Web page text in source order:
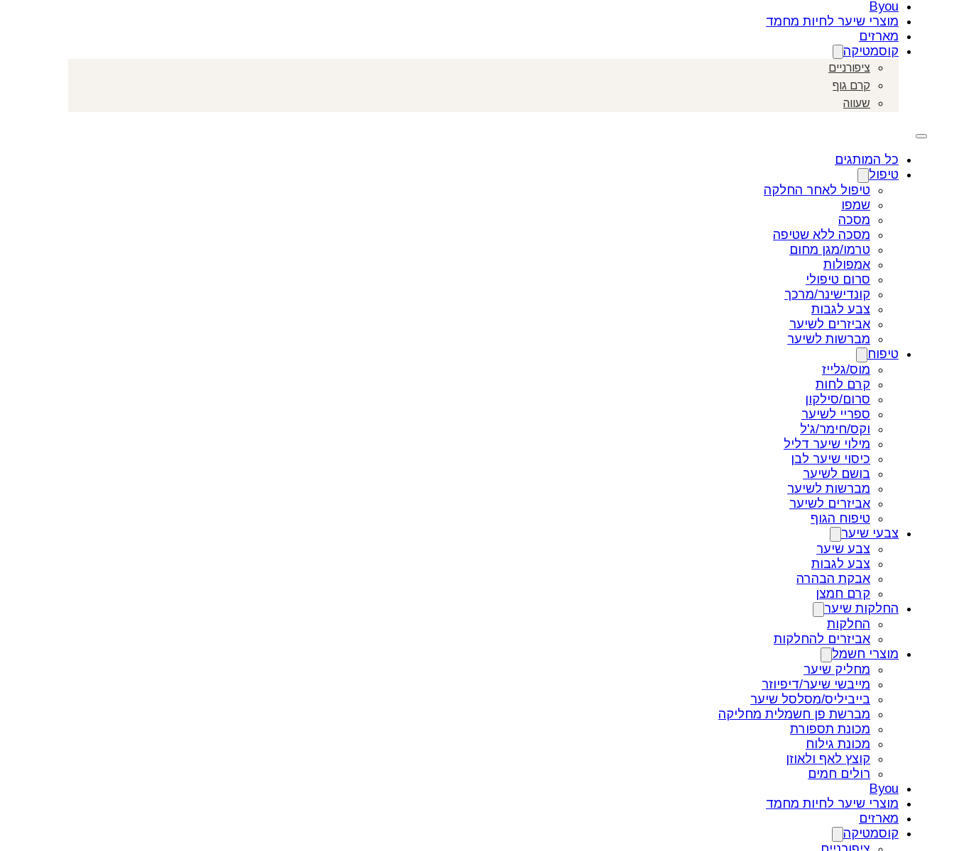
Byou
מוצרי שיער לחיות מחמד
מארזים
קוסמטיקה
ציפורניים
קרם גוף
שעווה
כל המותגים
טיפול
טיפול לאחר החלקה
שמפו
מסכה
מסכה ללא שטיפה
טרמו/מגן מחום
אמפולות
סרום טיפולי
קונדישינר/מרכך
צבע לגבות
אביזרים לשיער
מברשות לשיער
טיפוח
מוס/גלייז
קרם לחות
סרום/סילקון
ספריי לשיער
וקס/חימר/ג'ל
מילוי שיער דליל
כיסוי שיער לבן
בושם לשיער
מברשות לשיער
אביזרים לשיער
טיפוח הגוף
צבעי שיער
צבע שיער
צבע לגבות
אבקת הבהרה
קרם חמצן
החלקות שיער
החלקות
אביזרים להחלקות
מוצרי חשמל
מחליק שיער
מייבשי שיער/דיפיוזר
בייביליס/מסלסל שיער
מברשת פן חשמלית מחליקה
מכונת תספורת
מכונת גילוח
קוצץ לאף ולאוזן
רולים חמים
Byou
מוצרי שיער לחיות מחמד
מארזים
קוסמטיקה